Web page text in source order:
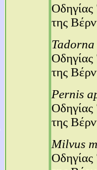
της
της
Pernis
της
Milvus